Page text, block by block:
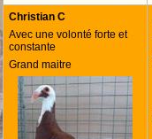
Christian C
Avec une volonté forte et
constante
Grand maitre